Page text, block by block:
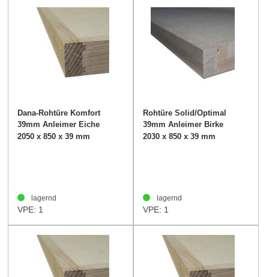
Dana-Rohtüre Komfort
39mm Anleimer Eiche
2050 x 850 x 39 mm
lagernd
VPE: 1
Rohtüre Solid/Optimal
39mm Anleimer Birke
2030 x 850 x 39 mm
lagernd
VPE: 1